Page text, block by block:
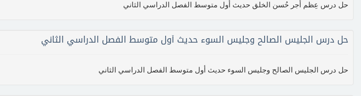
حل درس عِظم أجر حُسن الخلق حديث أول متوسط الفصل الدراسي الثاني
حل درس الجليس الصالح وجليس السوء حديث أول متوسط الفصل الدراسي الثاني
حل درس الجليس الصالح وجليس السوء حديث أول متوسط الفصل الدراسي الثاني